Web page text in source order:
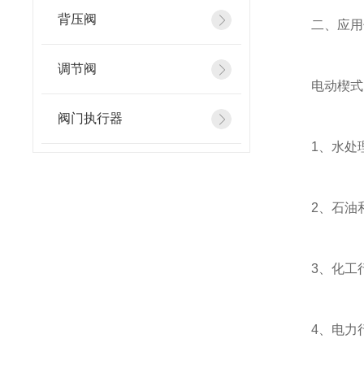
背压阀
调节阀
阀门执行器
二、应用
电动楔式
1、水处理
2、石油和
3、化工行
4、电力行